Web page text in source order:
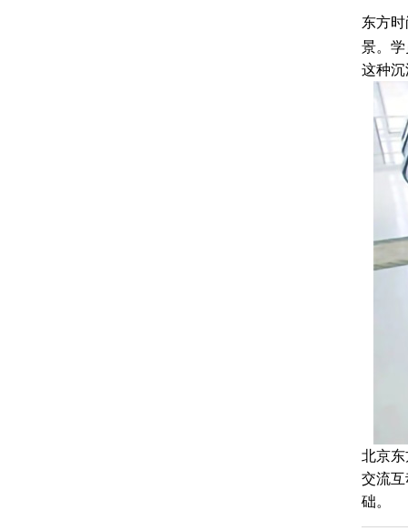
东方
景。
这种沉
北京
交流
础。